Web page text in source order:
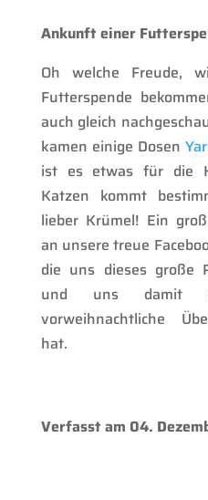
Ankunft einer
Oh welche Freude,
Futterspende
auch gleich
kamen einige Dosen
ist es etwas für die
Katzen kommt
lieber Krümel! Ein
an unsere treue
die uns dieses große
und uns damit
vorweihnachtliche
hat.
Verfasst am 04.